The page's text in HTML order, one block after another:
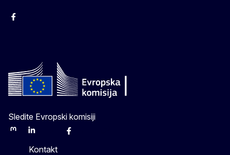
Facebook
Sledite Evropski komisiji
MastodonLinkedInBlueskyFacebook
Kontakt